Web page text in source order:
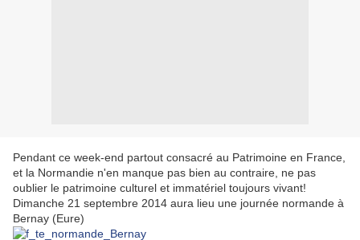
Pendant ce week-end partout consacré au Patrimoine en France,
et la Normandie n'en manque pas bien au contraire, ne pas
oublier le patrimoine culturel et immatériel toujours vivant!
Dimanche 21 septembre 2014 aura lieu une journée normande à
Bernay (Eure)